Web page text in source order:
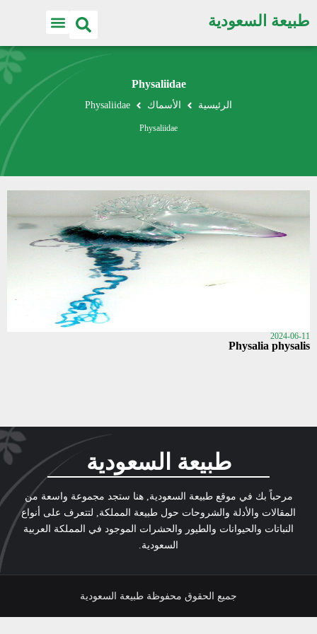
طبيعة السعودية
Physaliidae
الرئيسية الأسماك Physaliidae
Physaliidae
2024-06-11
Physalia physalis
طبيعة السعودية
مرحباً بك في موقع طبيعة السعودية, هنا ستجد مجموعة واسعة من
المقالات والأدلة والشروحات حول طبيعة المملكة, لتتعرف على أنواع
النباتات والحيوانات والطيور والحشرات الموجود في المملكة العربية
السعودية.
جميع الحقوق محفوظة طبيعة السعودية